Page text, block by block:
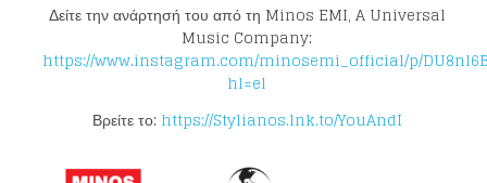
Δείτε την ανάρτησή του από τη Minos EMI, A Universal
Music Company:
https://www.instagram.com/minosemi_official/p/
hl=el
Βρείτε το: https://Stylianos.lnk.to/YouAndI